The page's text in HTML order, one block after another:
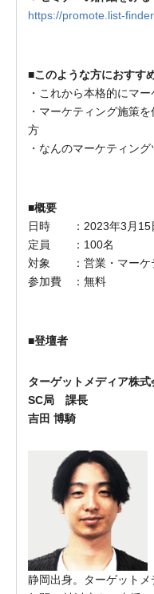
https://promote.list-
■このような方におすす
・これから本格的にマ
・マーケティング施策
方
・なんのマーケティン
■概要
日時 ：2023年3月15
定員 ：100名
対象 ：営業・マーケ
参加費 ：無料
■登壇者
ターゲットメディア株
SC局 課長
吉田 博騎
静岡出身。ターゲット